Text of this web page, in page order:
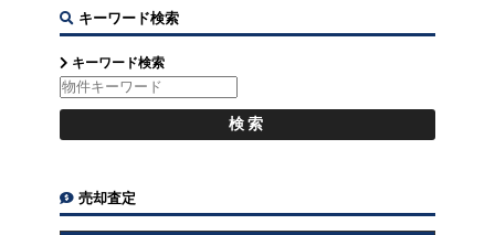
キーワード検索
キーワード検索
売却査定